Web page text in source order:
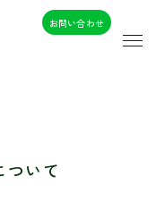
お問い合わせ
ついて